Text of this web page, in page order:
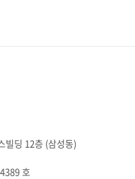
빌딩 12층 (삼성동)
호